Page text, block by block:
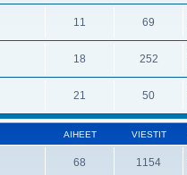
11 69
18 252
21 50
AIHEET VIESTIT
68 1154